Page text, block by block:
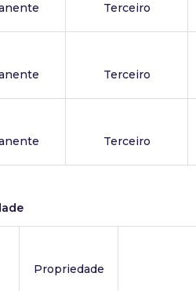
Terceiro
Terceiro
Terceiro
Propriedade